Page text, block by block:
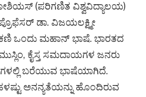
(ಪರಿಗಣಿತ ವಿಶ್ವವಿದ್ಯಾಲಯ)
ಡಾ. ವಿಜಯಲಕ್ಷ್ಮೀ
ಒಂದು ಮಹಾನ್ ಭಾಷೆ. ಭಾರತದ
ಕೈಸ್ತ ಸಮದಾಯಗಳ ಜನರು
ಬರೆಯುವ ಭಾಷೆಯಾಗಿದೆ.
ಅನನ್ಯತೆಯನ್ನು ಹೊಂದಿರುವ